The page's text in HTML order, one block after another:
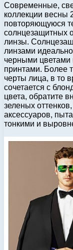
Современные,
коллекции весны
повторяющуюся
солнцезащитных
линзы.
линзами
черными цветами
принтами. Более
черты лица, в то
сочетается с
цвета, обратите
зеленых
аксессуаров,
тонкими и